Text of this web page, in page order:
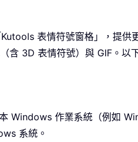
表情符號窗格」，提
3D 表情符號）與 GIF。以
Windows 作業系統（例如
系統。